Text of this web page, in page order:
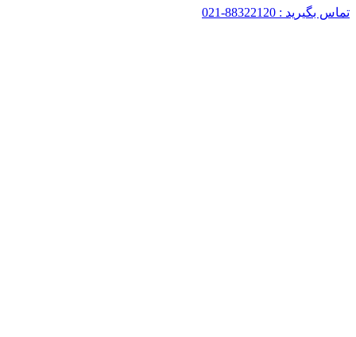
تماس بگیرید : 88322120-021